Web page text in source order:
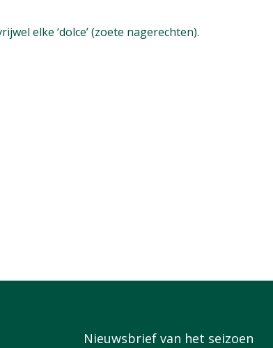
elke ‘dolce’ (zoete nagerechten).
Nieuwsbrief van het seizoen